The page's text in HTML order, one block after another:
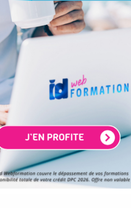
de votre formation ?
suivre, il est obligatoire de
à la session choisie sur le
clics c’est joué !
passe dans le bloc à droite de
dans la colonne à gauche
l’action de formation choisie et
découvrir l’ensemble des
simplement le numéro Organisme «